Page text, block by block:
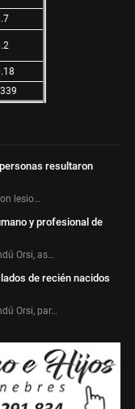
resultaron
lesio…
y profesional de
Orsi, as…
de recién nacidos
Orsi, par…